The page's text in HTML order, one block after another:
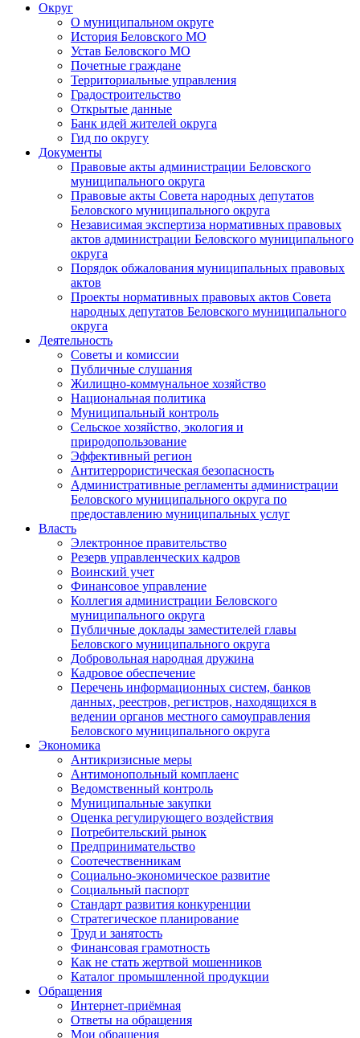
Округ
О муниципальном округе
История Беловского МО
Устав Беловского МО
Почетные граждане
Территориальные управления
Градостроительство
Открытые данные
Банк идей жителей округа
Гид по округу
Документы
Правовые акты администрации Беловского
муниципального округа
Правовые акты Совета народных депутатов
Беловского муниципального округа
Независимая экспертиза нормативных правовых
актов администрации Беловского муниципального
округа
Порядок обжалования муниципальных правовых
актов
Проекты нормативных правовых актов Совета
народных депутатов Беловского муниципального
округа
Деятельность
Советы и комиссии
Публичные слушания
Жилищно-коммунальное хозяйство
Национальная политика
Муниципальный контроль
Сельское хозяйство, экология и
природопользование
Эффективный регион
Антитеррористическая безопасность
Административные регламенты администрации
Беловского муниципального округа по
предоставлению муниципальных услуг
Власть
Электронное правительство
Резерв управленческих кадров
Воинский учет
Финансовое управление
Коллегия администрации Беловского
муниципального округа
Публичные доклады заместителей главы
Беловского муниципального округа
Добровольная народная дружина
Кадровое обеспечение
Перечень информационных систем, банков
данных, реестров, регистров, находящихся в
ведении органов местного самоуправления
Беловского муниципального округа
Экономика
Антикризисные меры
Антимонопольный комплаенс
Ведомственный контроль
Муниципальные закупки
Оценка регулирующего воздействия
Потребительский рынок
Предпринимательство
Соотечественникам
Социально-экономическое развитие
Социальный паспорт
Стандарт развития конкуренции
Стратегическое планирование
Труд и занятость
Финансовая грамотность
Как не стать жертвой мошенников
Каталог промышленной продукции
Обращения
Интернет-приёмная
Ответы на обращения
Мои обращения